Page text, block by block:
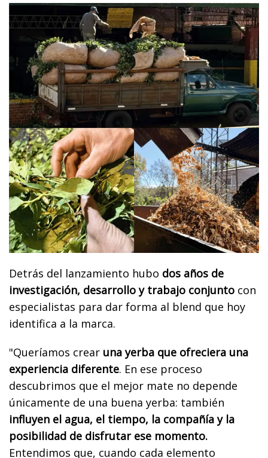
Detrás del lanzamiento hubo dos años de
investigación, desarrollo y trabajo conjunto con
especialistas para dar forma al blend que hoy
identifica a la marca.
"Queríamos crear una yerba que ofreciera una
experiencia diferente. En ese proceso
descubrimos que el mejor mate no depende
únicamente de una buena yerba: también
influyen el agua, el tiempo, la compañía y la
posibilidad de disfrutar ese momento.
Entendimos que, cuando cada elemento